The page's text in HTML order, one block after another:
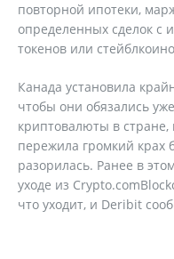
повторной ипотеки,
определенных сделок с
токенов или
Канада установила
чтобы они обязались
криптовалюты в стране,
пережила громкий крах
разорилась. Ранее в
уходе из
что уходит, и Deribit